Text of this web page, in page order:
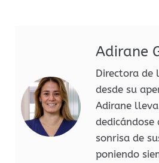
Adirane
Directora de
desde su
Adirane
sonrisa de
poniendo